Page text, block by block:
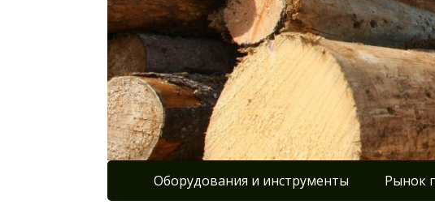
Оборудования и инструменты Рынок